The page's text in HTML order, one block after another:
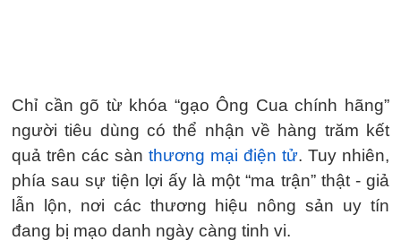
Chỉ cần gõ từ khóa “gạo Ông Cua chính hãng”
người tiêu dùng có thể nhận về hàng trăm kết
quả trên các sàn thương mại điện tử. Tuy nhiên,
phía sau sự tiện lợi ấy là một “ma trận” thật - giả
lẫn lộn, nơi các thương hiệu nông sản uy tín
đang bị mạo danh ngày càng tinh vi.